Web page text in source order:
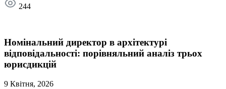
244
Номінальний директор в архітектурі
відповідальності: порівняльний аналіз трьох
юрисдикцій
9 Квітня, 2026